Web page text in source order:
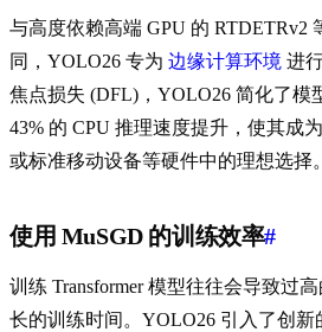
与高度依赖高端 GPU 的 RTDETRv2
同，YOLO26 专为 边缘计算环境 进
焦点损失 (DFL)，YOLO26 简化了模
43% 的 CPU 推理速度提升，使其成
或标准移动设备等硬件中的理想选择。
使用 MuSGD 的训练效率#
训练 Transformer 模型往往会导致过高
长的训练时间。YOLO26 引入了创新